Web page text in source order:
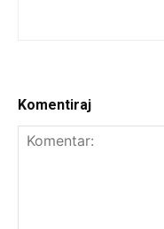
Komentiraj